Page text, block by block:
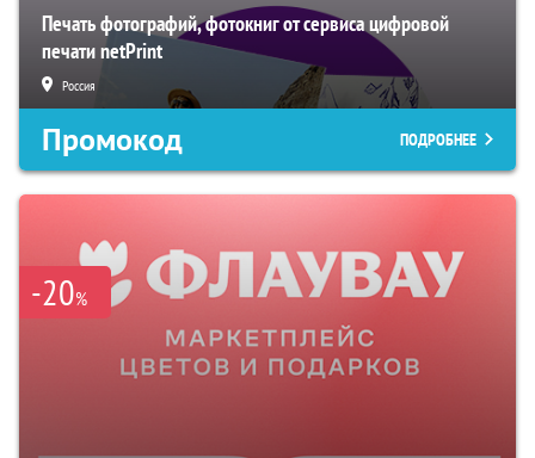
Печать фотографий, фотокниг от сервиса цифровой
печати netPrint
Россия
Промокод ПОДРОБНЕЕ
-20%